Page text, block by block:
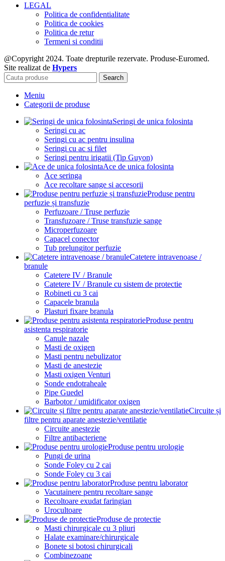
LEGAL
Politica de confidentialitate
Politica de cookies
Politica de retur
Termeni si conditii
@Copyright 2024. Toate drepturile rezervate. Produse-Euromed.
Site realizat de Hypers
Search
Meniu
Categorii de produse
Seringi de unica folosinta
Seringi cu ac
Seringi cu ac pentru insulina
Seringi cu ac si filet
Seringi pentru irigatii (Tip Guyon)
Ace de unica folosinta
Ace seringa
Ace recoltare sange si accesorii
Produse pentru
perfuzie și transfuzie
Perfuzoare / Truse perfuzie
Transfuzoare / Truse transfuzie sange
Microperfuzoare
Capacel conector
Tub prelungitor perfuzie
Catetere intravenoase /
branule
Catetere IV / Branule
Catetere IV / Branule cu sistem de protectie
Robineti cu 3 cai
Capacele branula
Plasturi fixare branula
Produse pentru
asistenta respiratorie
Canule nazale
Masti de oxigen
Masti pentru nebulizator
Masti de anestezie
Masti oxigen Venturi
Sonde endotraheale
Pipe Guedel
Barbotor / umidificator oxigen
Circuite și
filtre pentru aparate anestezie/ventilatie
Circuite anestezie
Filtre antibacteriene
Produse pentru urologie
Pungi de urina
Sonde Foley cu 2 cai
Sonde Foley cu 3 cai
Produse pentru laborator
Vacutainere pentru recoltare sange
Recoltoare exudat faringian
Urocultoare
Produse de protectie
Masti chirurgicale cu 3 pliuri
Halate examinare/chirurgicale
Bonete si botosi chirurgicali
Combinezoane